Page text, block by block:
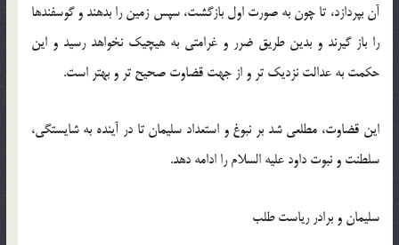
آن بپردازد، تا چون به صورت اول بازگشت، سپس زمین را بدهند و گوسفندها
را باز گیرند و بدین طریق ضرر و غرامتی به هیچیك نخواهد رسید و این
حكمت به عدالت نزدیك تر و از جهت قضاوت صحیح تر و بهتر است.
این قضاوت، مطلعی شد بر نبوغ و استعداد سلیمان تا در آینده به شایستگی،
سلطنت و نبوت داود علیه السلام را ادامه دهد.
سلیمان و برادر ریاست طلب